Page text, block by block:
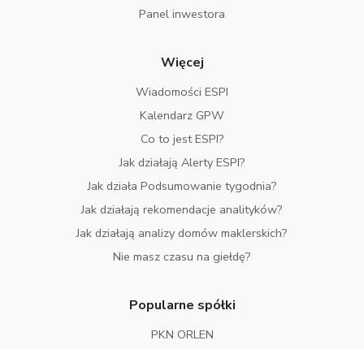
Panel inwestora
Więcej
Wiadomości ESPI
Kalendarz GPW
Co to jest ESPI?
Jak działają Alerty ESPI?
Jak działa Podsumowanie tygodnia?
Jak działają rekomendacje analityków?
Jak działają analizy domów maklerskich?
Nie masz czasu na giełdę?
Popularne spółki
PKN ORLEN